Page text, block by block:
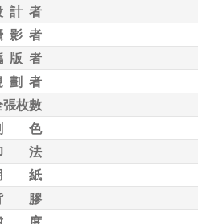
計 者
影 者
版 者
劃 者
張枚數
色
法
紙
膠